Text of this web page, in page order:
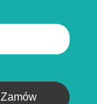
Zamów